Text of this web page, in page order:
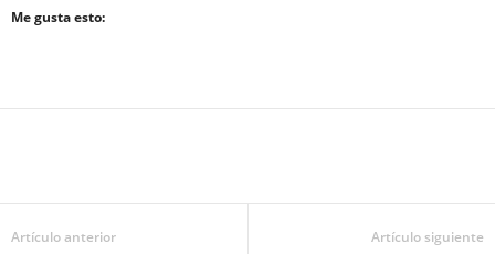
Me gusta esto:
Artículo anterior Artículo siguiente